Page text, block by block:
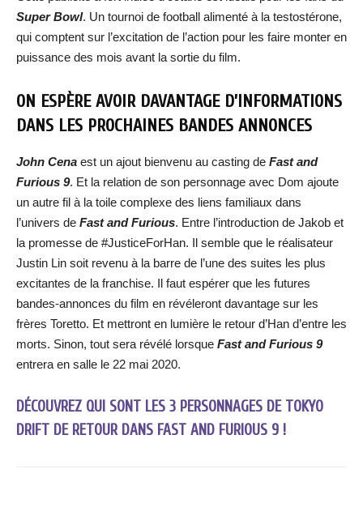
Super Bowl. Un tournoi de football alimenté à la testostérone,
qui comptent sur l’excitation de l’action pour les faire monter en
puissance des mois avant la sortie du film.
ON ESPÈRE AVOIR DAVANTAGE D’INFORMATIONS
DANS LES PROCHAINES BANDES ANNONCES
John Cena est un ajout bienvenu au casting de Fast and
Furious 9. Et la relation de son personnage avec Dom ajoute
un autre fil à la toile complexe des liens familiaux dans
l’univers de Fast and Furious. Entre l’introduction de Jakob et
la promesse de #JusticeForHan. Il semble que le réalisateur
Justin Lin soit revenu à la barre de l’une des suites les plus
excitantes de la franchise. Il faut espérer que les futures
bandes-annonces du film en révéleront davantage sur les
frères Toretto. Et mettront en lumière le retour d’Han d’entre les
morts. Sinon, tout sera révélé lorsque Fast and Furious 9
entrera en salle le 22 mai 2020.
DÉCOUVREZ QUI SONT LES 3 PERSONNAGES DE TOKYO
DRIFT DE RETOUR DANS FAST AND FURIOUS 9 !